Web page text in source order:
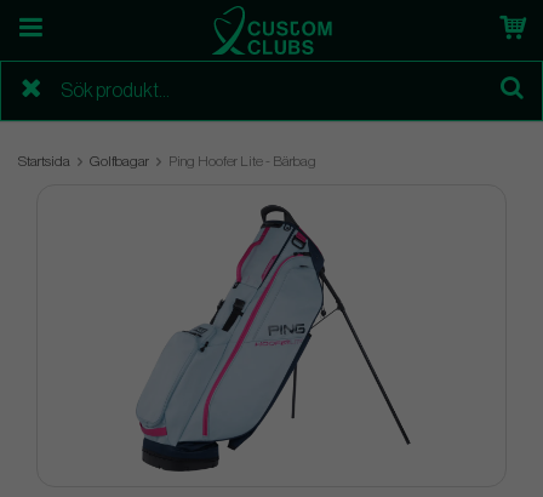
Startsida Golfbagar Ping Hoofer Lite - Bärbag